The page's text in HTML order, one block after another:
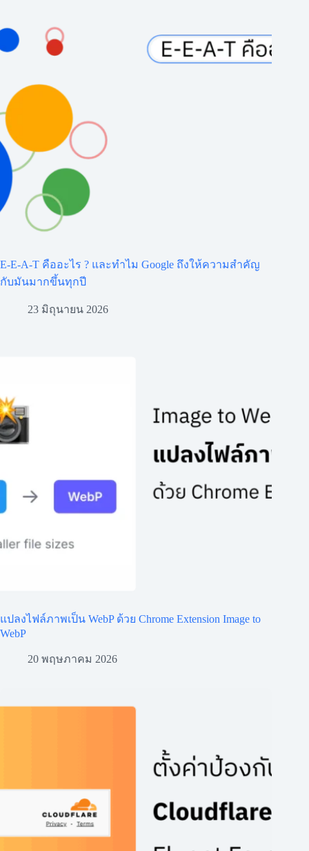
E-E-A-T คืออะไร ? และทำไม Google ถึงให้ความสำคัญ
กับมันมากขึ้นทุกปี
23 มิถุนายน 2026
แปลงไฟล์ภาพเป็น WebP ด้วย Chrome Extension Image to
WebP
20 พฤษภาคม 2026